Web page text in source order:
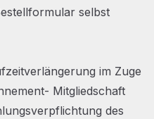
selbst
im Zuge
Mitgliedschaft
des